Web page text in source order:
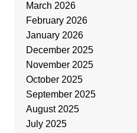
March 2026
February 2026
January 2026
December 2025
November 2025
October 2025
September 2025
August 2025
July 2025